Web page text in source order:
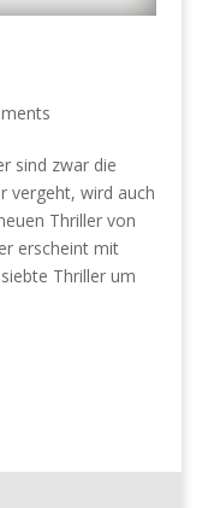
sind zwar die
vergeht, wird auch
Thriller von
erscheint mit
Thriller um